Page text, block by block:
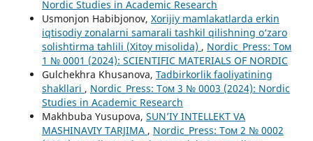
Nordic Studies in Academic Research
Usmonjon Habibjonov, Xorijiy mamlakatlarda erkin
iqtisodiy zonalarni samarali tashkil qilishning o‘zaro
solishtirma tahlili (Xitoy misolida) , Nordic_Press: Том
1 № 0001 (2024): SCIENTIFIC MATERIALS OF NORDIC
Gulchekhra Khusanova, Tadbirkorlik faoliyatining
shakllari , Nordic_Press: Том 3 № 0003 (2024): Nordic
Studies in Academic Research
Makhbuba Yusupova, SUN’IY INTELLEKT VA
MASHINAVIY TARJIMA , Nordic_Press: Том 2 № 0002